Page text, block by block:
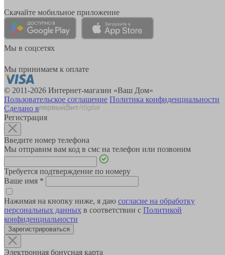
Скачайте мобильное приложение
Мы в соцсетях
Мы принимаем к оплате
© 2011-2026 Интернет-магазин «Ваш Дом»
Пользовательское соглашение Политика конфиденциальности
Сделано в
Регистрация
Введите номер телефона
Мы отправим вам код в смс на телефон или позвоним
Требуется подтверждение по номеру
Ваше имя *
Нажимая на кнопку ниже, я даю согласие на обработку
персональных данных в соответствии с Политикой
конфиденциальности
Зарегистрироваться
Электронная бонусная карта